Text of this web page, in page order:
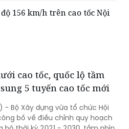
156 km/h trên cao tốc Nội
cao tốc, quốc lộ tầm
5 tuyến cao tốc mới
- Bộ Xây dựng vừa tổ chức Hội
bố về điều chỉnh quy hoạch